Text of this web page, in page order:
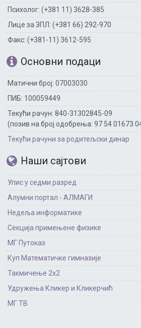
Психолог: (+381 11) 3628-385
Лице за ЗПЛ: (+381 66) 292-970
Факс: (+381-11) 3612-595
Основни подаци
Матични број: 07003030
ПИБ: 100059449
Текући рачун: 840-31302845-09
(позив на број одобрења: 97 54 01673
Текући рачуни за родитељски динар
Наши сајтови
Упис у седми разред
Алумни портал - АЛМАГИ
Недеља информатике
Секција примењене физике
МГ Путоказ
Куп Математичке гимназије
Такмичење 2х2
Удружења Кликер и Кликерчић
МГ ТВ